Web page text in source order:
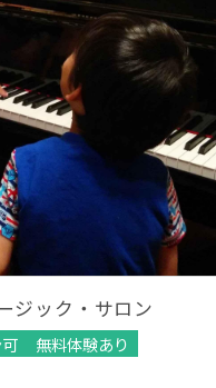
ジック・サロン
無料体験あり